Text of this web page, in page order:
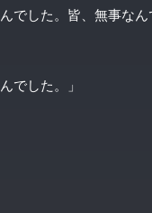
でした。皆、無事なん
でした。」